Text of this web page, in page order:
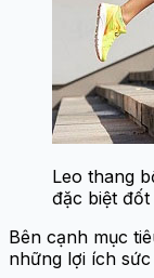
Leo thang
đặc biệt
Bên cạnh mục
những lợi ích